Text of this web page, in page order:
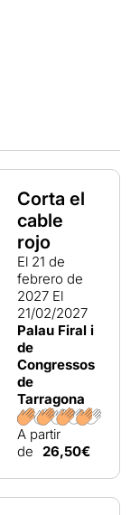
Corta el
cable
rojo
El 21 de
febrero de
2027 El
21/02/2027
Palau Firal i
de
Congressos
de
Tarragona
A partir
de 26,50€